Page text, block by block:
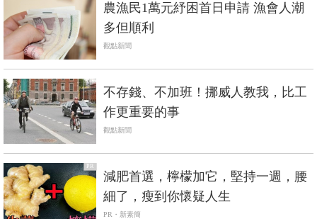
農漁民1萬元紓困首日申請 漁會人潮
多但順利
觀點新聞
不存錢、不加班！挪威人教我，比工
作更重要的事
觀點新聞
PR
減肥首選，檸檬加它，堅持一週，腰
細了，瘦到你懷疑人生
PR・新素簡